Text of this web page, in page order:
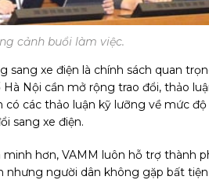
cảnh buổi làm việc.
sang xe điện là chính sách quan
Nội cần mở rộng trao đổi, thảo
các thảo luận kỹ lưỡng về mức
sang xe điện.
hơn, VAMM luôn hỗ trợ thành
người dân không gặp bất